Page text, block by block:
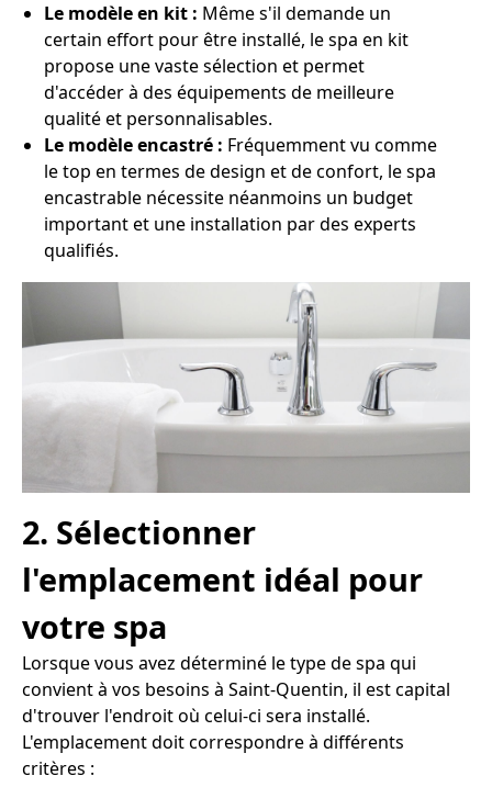
Le modèle en kit : Même s'il demande un
certain effort pour être installé, le spa en kit
propose une vaste sélection et permet
d'accéder à des équipements de meilleure
qualité et personnalisables.
Le modèle encastré : Fréquemment vu comme
le top en termes de design et de confort, le spa
encastrable nécessite néanmoins un budget
important et une installation par des experts
qualifiés.
2. Sélectionner
l'emplacement idéal pour
votre spa
Lorsque vous avez déterminé le type de spa qui
convient à vos besoins à Saint-Quentin, il est capital
d'trouver l'endroit où celui-ci sera installé.
L'emplacement doit correspondre à différents
critères :